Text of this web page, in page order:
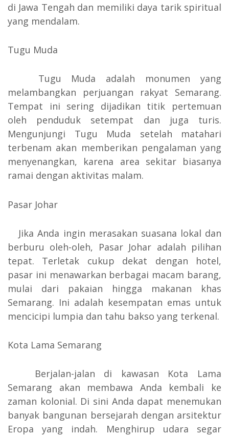
di Jawa Tengah dan memiliki daya tarik spiritual
yang mendalam.
Tugu Muda
Tugu Muda adalah monumen yang
melambangkan perjuangan rakyat Semarang.
Tempat ini sering dijadikan titik pertemuan
oleh penduduk setempat dan juga turis.
Mengunjungi Tugu Muda setelah matahari
terbenam akan memberikan pengalaman yang
menyenangkan, karena area sekitar biasanya
ramai dengan aktivitas malam.
Pasar Johar
Jika Anda ingin merasakan suasana lokal dan
berburu oleh-oleh, Pasar Johar adalah pilihan
tepat. Terletak cukup dekat dengan hotel,
pasar ini menawarkan berbagai macam barang,
mulai dari pakaian hingga makanan khas
Semarang. Ini adalah kesempatan emas untuk
mencicipi lumpia dan tahu bakso yang terkenal.
Kota Lama Semarang
Berjalan-jalan di kawasan Kota Lama
Semarang akan membawa Anda kembali ke
zaman kolonial. Di sini Anda dapat menemukan
banyak bangunan bersejarah dengan arsitektur
Eropa yang indah. Menghirup udara segar